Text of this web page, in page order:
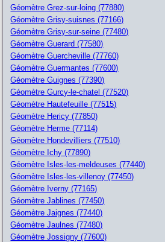
Géomètre Grez-sur-loing (77880)
Géomètre Grisy-suisnes (77166)
Géomètre Grisy-sur-seine (77480)
Géomètre Guerard (77580)
Géomètre Guercheville (77760)
Géomètre Guermantes (77600)
Géomètre Guignes (77390)
Géomètre Gurcy-le-chatel (77520)
Géomètre Hautefeuille (77515)
Géomètre Hericy (77850)
Géomètre Herme (77114)
Géomètre Hondevilliers (77510)
Géomètre Ichy (77890)
Géomètre Isles-les-meldeuses (77440)
Géomètre Isles-les-villenoy (77450)
Géomètre Iverny (77165)
Géomètre Jablines (77450)
Géomètre Jaignes (77440)
Géomètre Jaulnes (77480)
Géomètre Jossigny (77600)